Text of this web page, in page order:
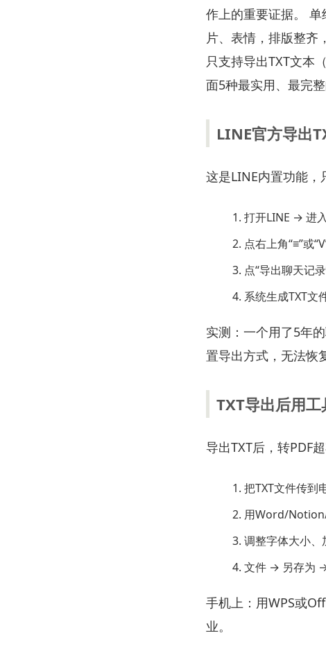
作上的重要证据。
片、表情，排版整齐
只支持导出TXT文本
面5种最实用、最完
LINE官方导出
这是LINE内置功能，
打开LINE → 进
点右上角“≡”或
点“导出聊天记
系统生成TXT
实测：一个用了5年
置导出方式，无法恢
TXT导出后用工
导出TXT后，转PDF超
把TXT文件传到
用Word/
调整字体大小、
文件 → 另存为
手机上：用WPS或
业。